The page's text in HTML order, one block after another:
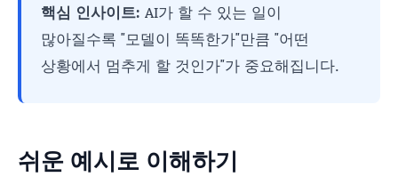
핵심 인사이트: AI가 할 수 있는 일이
많아질수록 "모델이 똑똑한가"만큼 "어떤
상황에서 멈추게 할 것인가"가 중요해집니다.
쉬운 예시로 이해하기